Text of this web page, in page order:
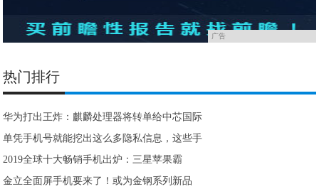
广告
热门排行
华为打出王炸：麒麟处理器将转单给中芯国际
单凭手机号就能挖出这么多隐私信息，这些手
2019全球十大畅销手机出炉：三星苹果霸
金立全面屏手机要来了！或为金钢系列新品